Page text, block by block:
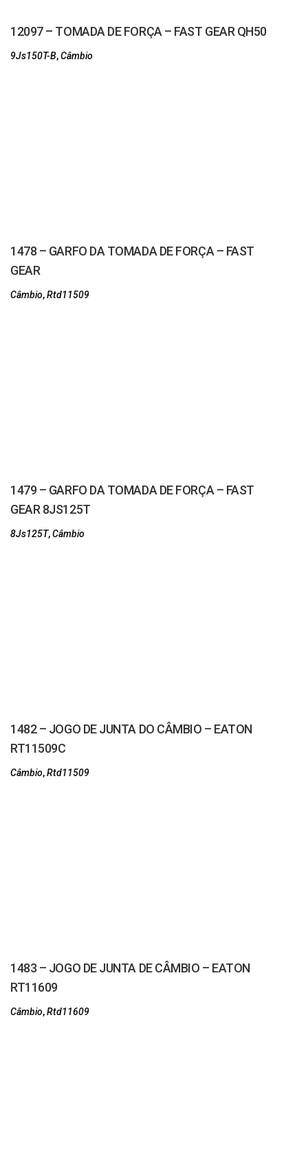
12097 – TOMADA DE FORÇA – FAST GEAR QH50
9Js150T-B,Câmbio
1478 – GARFO DA TOMADA DE FORÇA – FAST
GEAR
Câmbio,Rtd11509
1479 – GARFO DA TOMADA DE FORÇA – FAST
GEAR 8JS125T
8Js125T,Câmbio
1482 – JOGO DE JUNTA DO CÂMBIO – EATON
RT11509C
Câmbio,Rtd11509
1483 – JOGO DE JUNTA DE CÂMBIO – EATON
RT11609
Câmbio,Rtd11609